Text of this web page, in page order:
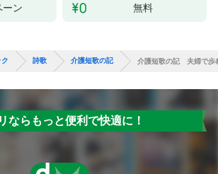
ーン 無料
詩歌 介護短歌の記 介護短歌の記 夫婦で歩
ならもっと便利で快適に！